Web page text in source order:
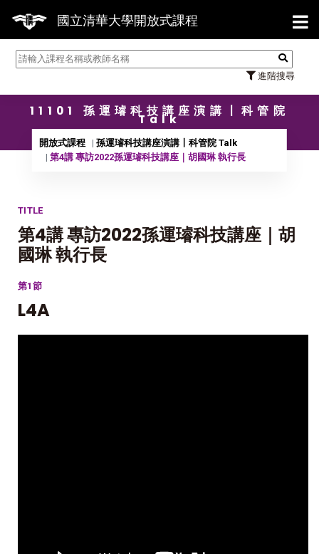
國立清華大學開放式課程
進階搜尋
【
11101 孫運璿科技講座演講〡科管院
Talk
開放式課程
孫運璿科技講座演講〡科管院 Talk
第4講 專訪2022孫運璿科技講座｜胡國琳 執行長
TITLE
第4講 專訪2022孫運璿科技講座｜胡
國琳 執行長
第1節
L4A